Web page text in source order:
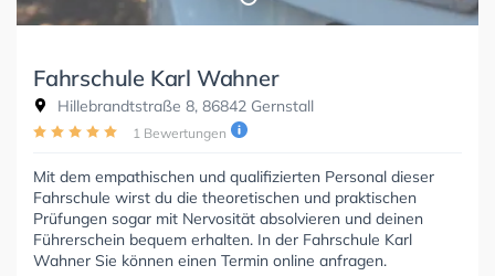
Fahrschule Karl Wahner
Hillebrandtstraße 8, 86842 Gernstall
1 Bewertungen
Mit dem empathischen und qualifizierten Personal dieser
Fahrschule wirst du die theoretischen und praktischen
Prüfungen sogar mit Nervosität absolvieren und deinen
Führerschein bequem erhalten. In der Fahrschule Karl
Wahner Sie können einen Termin online anfragen.